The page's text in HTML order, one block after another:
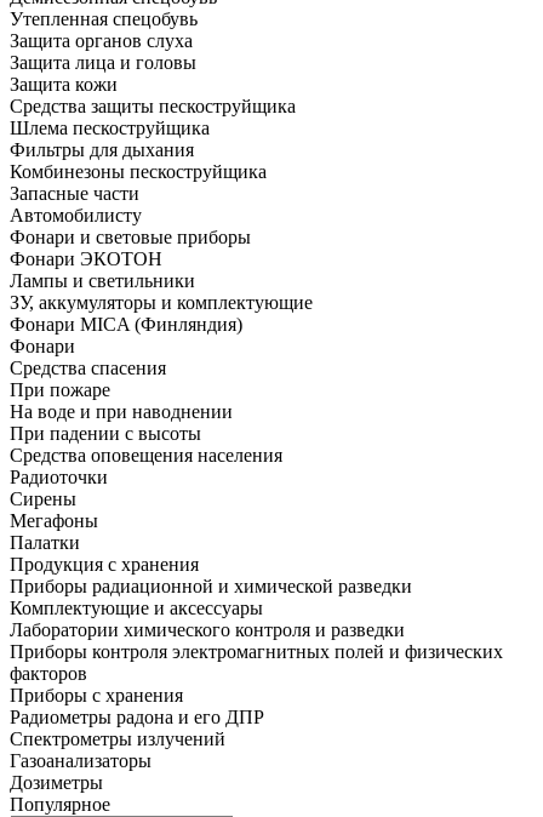
Утепленная спецобувь
Защита органов слуха
Защита лица и головы
Защита кожи
Средства защиты пескоструйщика
Шлема пескоструйщика
Фильтры для дыхания
Комбинезоны пескоструйщика
Запасные части
Автомобилисту
Фонари и световые приборы
Фонари ЭКОТОН
Лампы и светильники
ЗУ, аккумуляторы и комплектующие
Фонари MICA (Финляндия)
Фонари
Средства спасения
При пожаре
На воде и при наводнении
При падении с высоты
Средства оповещения населения
Радиоточки
Сирены
Мегафоны
Палатки
Продукция с хранения
Приборы радиационной и химической разведки
Комплектующие и аксессуары
Лаборатории химического контроля и разведки
Приборы контроля электромагнитных полей и физических
факторов
Приборы с хранения
Радиометры радона и его ДПР
Спектрометры излучений
Газоанализаторы
Дозиметры
Популярное